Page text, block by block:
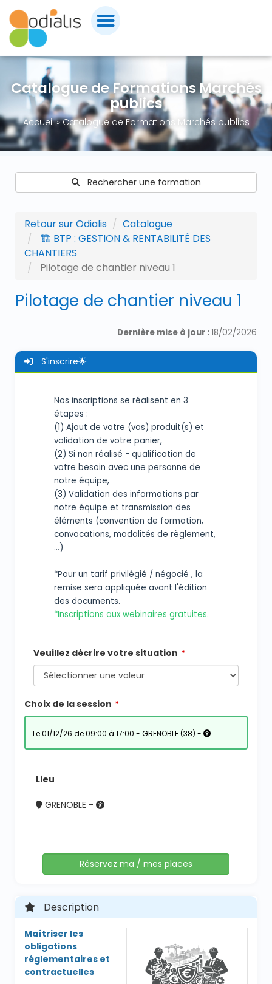
FORMATIONS MARCHÉS PUBLICS
CERTIFICATIONS
CONSEILS & ACCOMPAGNEMENT
ACHETEURS PUBLICS
QUI SOMMES-NOUS ?
CONTACT ODIALIS
Catalogue de Formations Marchés
publics
Accueil»Catalogue de Formations Marchés publics
Rechercher une formation
Retour sur Odialis
Catalogue
🏗️ BTP : GESTION & RENTABILITÉ DES
CHANTIERS
Pilotage de chantier niveau 1
Pilotage de chantier niveau 1
Dernière mise à jour :18/02/2026
S'inscrire🌟
Nos inscriptions se réalisent en 3
étapes :
(1) Ajout de votre (vos) produit(s) et
validation de votre panier,
(2) Si non réalisé - qualification de
votre besoin avec une personne de
notre équipe,
(3) Validation des informations par
notre équipe et transmission des
éléments (convention de formation,
convocations, modalités de règlement,
...)
*Pour un tarif privilégié / négocié , la
remise sera appliquée avant l'édition
des documents.
*Inscriptions aux webinaires gratuites.
Veuillez décrire votre situation
Choix de la session
le 01/12/26 de 09:00 à 17:00 - GRENOBLE (38) -
Lieu
GRENOBLE -
Réservez ma / mes places
Description
Maîtriser les
obligations
réglementaires et
contractuelles
Panneau de gestion des cookies